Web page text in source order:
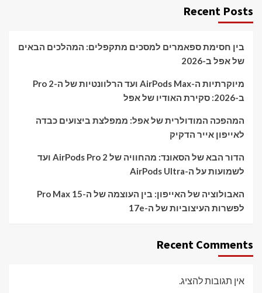
Recent Posts
בין חסימת ספאמרים למסכים מתקפלים: המהלכים הבאים
של אפל ב-2026
מיוקרתיות ה-AirPods Max ועד הרלוונטיות של ה-Pro 2
ב-2026: סקירת האודיו של אפל
המהפכה המודולרית של אפל: ממפלצת ביצועים כבדה
לאייפון אייר הדקיק
הדור הבא של הסאונד: מהחוויה של AirPods Pro 2 ועד
לשמועות על ה-AirPods Ultra
האבולוציה של האייפון: בין העוצמה של ה-15 Pro Max
לפשרות העיצוביות של ה-17e
Recent Comments
אין תגובות להציג.